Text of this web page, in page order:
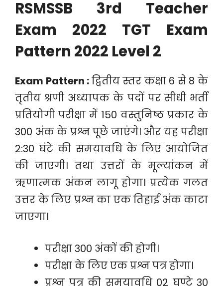
RSMSSB 3rd Teacher
Exam 2022 TGT Exam
Pattern 2022 Level 2
Exam Pattern :द्वितीय स्तर कक्षा 6 से 8 के
तृतीय श्रणी अध्यापक के पदों पर सीधी भर्ती
प्रतियोगी परीक्षा में 150 वस्तुनिष्ठ प्रकार के
300 अंक के प्रश्न पूछे जाएंगे। और यह परीक्षा
2:30 घंटे की समयावधि के लिए आयोजित
की जाएगी। तथा उत्तरों के मूल्यांकन में
ऋणात्मक अंकन लागू होगा। प्रत्येक गलत
उत्तर के लिए प्रश्न का एक तिहाई अंक काटा
जाएगा।
परीक्षा 300 अंकों की होगी।
परीक्षा के लिए एक प्रश्न पत्र होगा।
प्रश्न पत्र की समयावधि 02 घण्टे 30